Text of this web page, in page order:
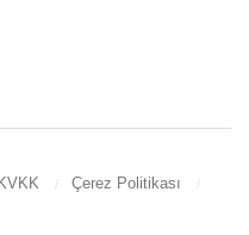
KVKK
Çerez Politikası